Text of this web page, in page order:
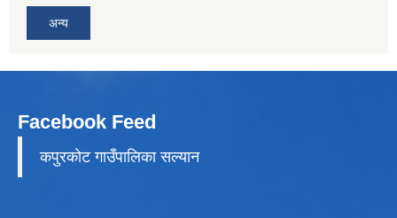
अन्य
Facebook Feed
कपुरकाेट गाउँपालिका सल्यान